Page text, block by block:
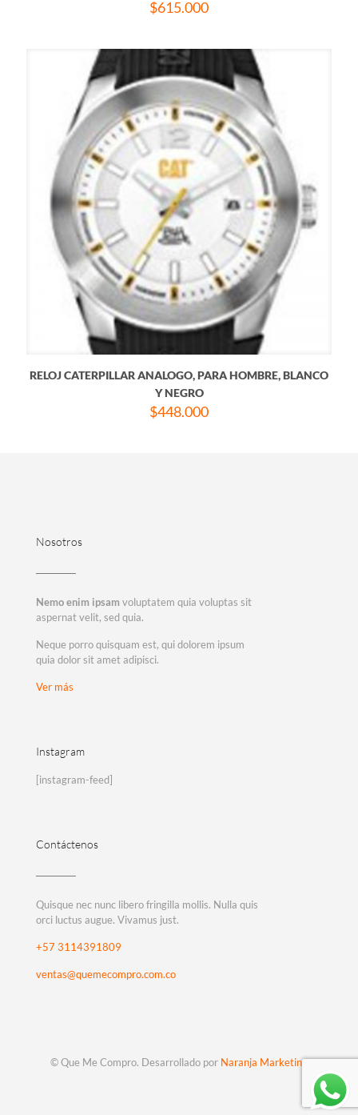
$615.000
RELOJ CATERPILLAR ANALOGO, PARA HOMBRE, BLANCO
Y NEGRO
$448.000
Nosotros
Nemo enim ipsam voluptatem quia voluptas sit
aspernat velit, sed quia.
Neque porro quisquam est, qui dolorem ipsum
quia dolor sit amet adipisci.
Ver más
Instagram
[instagram-feed]
Contáctenos
Quisque nec nunc libero fringilla mollis. Nulla quis
orci luctus augue. Vivamus just.
+57 3114391809
ventas@quemecompro.com.co
© Que Me Compro. Desarrollado por Naranja Marketing